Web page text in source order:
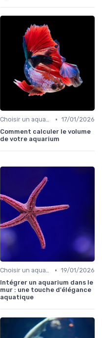
Choisir un aquarium • 17/01/2026
Comment calculer le volume
de votre aquarium
Choisir un aquarium • 19/01/2026
Intégrer un aquarium dans le
mur : une touche d'élégance
aquatique